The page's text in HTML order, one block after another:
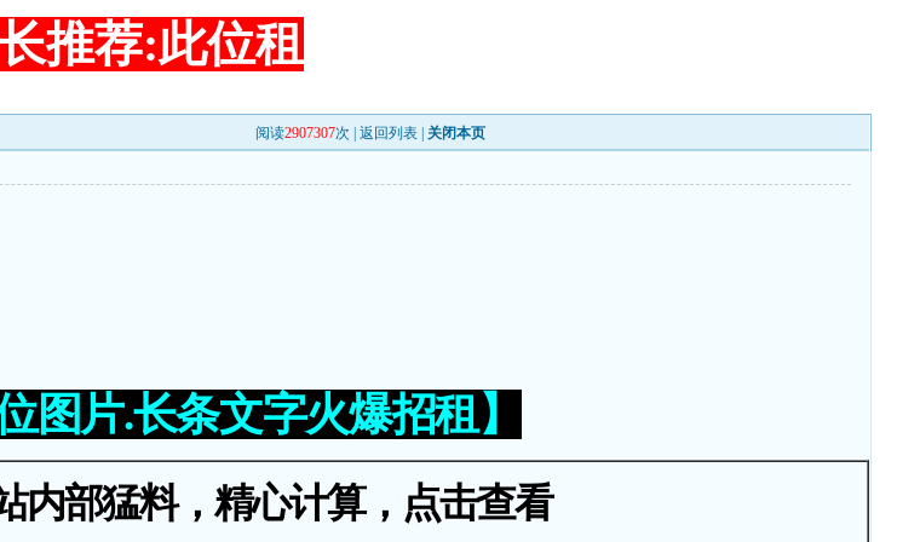
推荐:此位租
阅读2907307次 |返回列表 关闭本页
位图片.长条文字火爆招租】
内部猛料，精心计算，点击查看